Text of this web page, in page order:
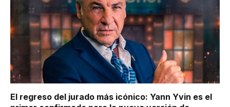
El regreso del jurado más icónico: Yann Yvin es el